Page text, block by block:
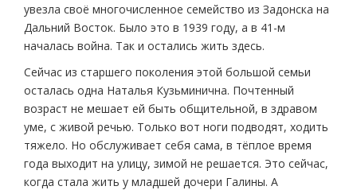
увезла своё многочисленное семейство из Задонска на
Дальний Восток. Было это в 1939 году, а в 41-м
началась война. Так и остались жить здесь.
Сейчас из старшего поколения этой большой семьи
осталась одна Наталья Кузьминична. Почтенный
возраст не мешает ей быть общительной, в здравом
уме, с живой речью. Только вот ноги подводят, ходить
тяжело. Но обслуживает себя сама, в тёплое время
года выходит на улицу, зимой не решается. Это сейчас,
когда стала жить у младшей дочери Галины. А